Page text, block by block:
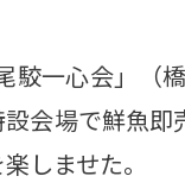
一心会」（
会場で鮮魚
しませた。